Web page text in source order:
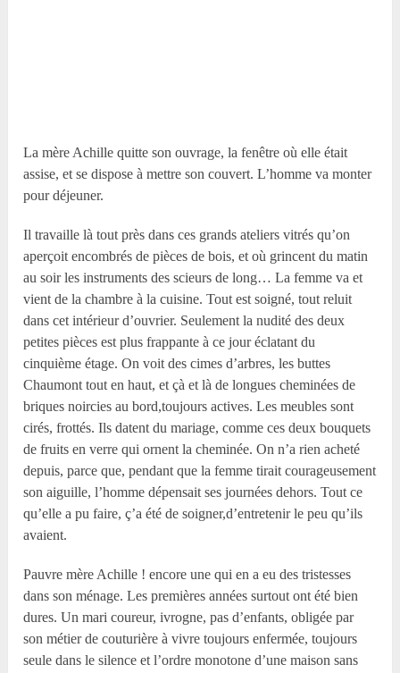
La mère Achille quitte son ouvrage, la fenêtre où elle était
assise, et se dispose à mettre son couvert. L’homme va monter
pour déjeuner.
Il travaille là tout près dans ces grands ateliers vitrés qu’on
aperçoit encombrés de pièces de bois, et où grincent du matin
au soir les instruments des scieurs de long… La femme va et
vient de la chambre à la cuisine. Tout est soigné, tout reluit
dans cet intérieur d’ouvrier. Seulement la nudité des deux
petites pièces est plus frappante à ce jour éclatant du
cinquième étage. On voit des cimes d’arbres, les buttes
Chaumont tout en haut, et çà et là de longues cheminées de
briques noircies au bord,toujours actives. Les meubles sont
cirés, frottés. Ils datent du mariage, comme ces deux bouquets
de fruits en verre qui ornent la cheminée. On n’a rien acheté
depuis, parce que, pendant que la femme tirait courageusement
son aiguille, l’homme dépensait ses journées dehors. Tout ce
qu’elle a pu faire, ç’a été de soigner,d’entretenir le peu qu’ils
avaient.
Pauvre mère Achille ! encore une qui en a eu des tristesses
dans son ménage. Les premières années surtout ont été bien
dures. Un mari coureur, ivrogne, pas d’enfants, obligée par
son métier de couturière à vivre toujours enfermée, toujours
seule dans le silence et l’ordre monotone d’une maison sans